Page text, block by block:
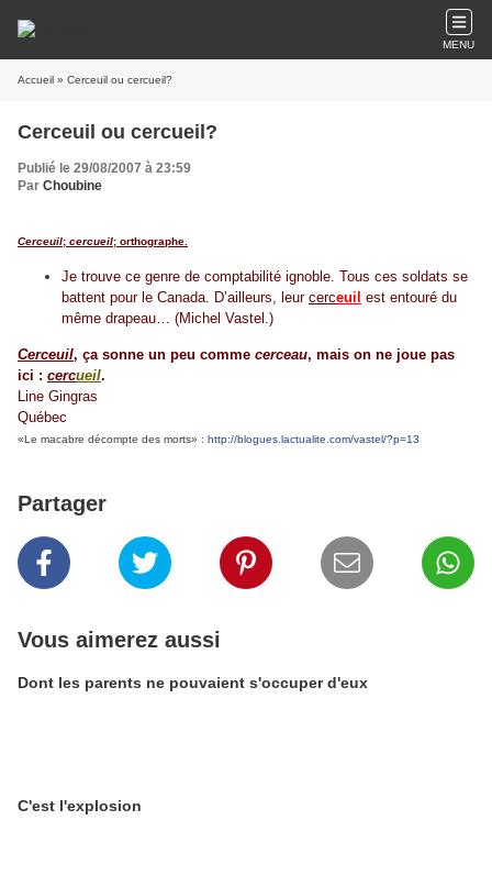
MENU
Accueil » Cerceuil ou cercueil?
Cerceuil ou cercueil?
Publié le 29/08/2007 à 23:59
Par Choubine
Cerceuil; cercueil; orthographe.
Je trouve ce genre de comptabilité ignoble. Tous ces soldats se
battent pour le Canada. D’ailleurs, leur cerceuil est entouré du
même drapeau… (Michel Vastel.)
Cerceuil, ça sonne un peu comme cerceau, mais on ne joue pas
ici : cercueil.
Line Gingras
Québec
«Le macabre décompte des morts» : http://blogues.lactualite.com/vastel/?p=13
Partager
Vous aimerez aussi
Dont les parents ne pouvaient s'occuper d'eux
C'est l'explosion